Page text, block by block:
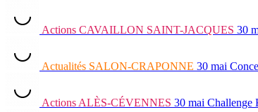
Actions CAVAILLON SAINT-JACQUES 30
Actualités SALON-CRAPONNE 30 mai
Actions ALÈS-CÉVENNES 30 mai Challenge